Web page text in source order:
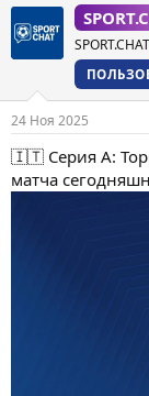
т
о
е
м
ы
т
а
н
а
ч
л
а
SPORT.CHAT
24 Ноя 2025
🇮🇹 Серия A:
матча